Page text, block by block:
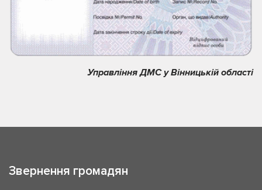
Управління ДМС у Вінницькій області
Звернення громадян